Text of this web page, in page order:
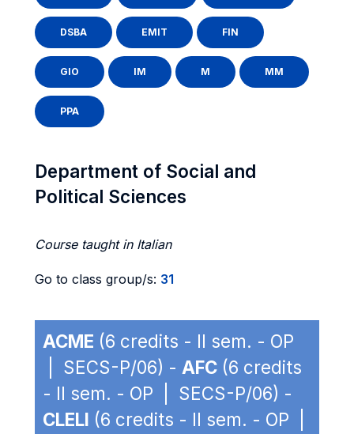
DSBA EMIT FIN
GIO IM M MM
PPA
Department of Social and
Political Sciences
Course taught in Italian
Go to class group/s: 31
ACME (6 credits - II sem. - OP
| SECS-P/06) - AFC (6 credits
- II sem. - OP | SECS-P/06) -
CLELI (6 credits - II sem. - OP |